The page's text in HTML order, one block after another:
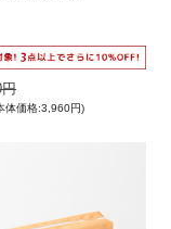
体価格:3,960円)